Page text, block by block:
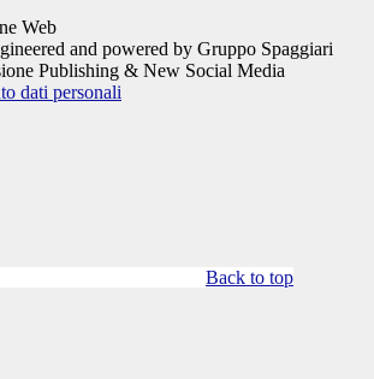
and powered by Gruppo Spaggiari
Publishing & New Social Media
dati personali
Back to top